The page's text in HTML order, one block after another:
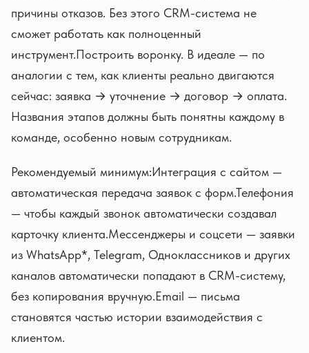
причины отказов. Без этого CRM-система не
сможет работать как полноценный
инструмент.Построить воронку. В идеале — по
аналогии с тем, как клиенты реально двигаются
сейчас: заявка → уточнение → договор → оплата.
Названия этапов должны быть понятны каждому в
команде, особенно новым сотрудникам.
Рекомендуемый минимум:Интеграция с сайтом —
автоматическая передача заявок с форм.Телефония
— чтобы каждый звонок автоматически создавал
карточку клиента.Мессенджеры и соцсети — заявки
из WhatsApp*, Telegram, Одноклассников и других
каналов автоматически попадают в CRM-систему,
без копирования вручную.Email — письма
становятся частью истории взаимодействия с
клиентом.